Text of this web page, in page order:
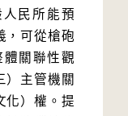
民所能預
，可從槍砲
關聯性觀
）主管機關
化）權。提